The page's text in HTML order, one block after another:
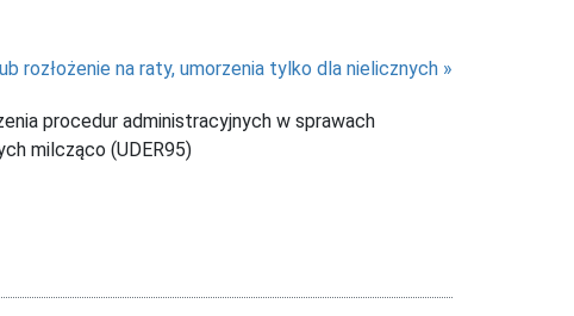
rozłożenie na raty, umorzenia tylko dla nielicznych
procedur administracyjnych w sprawach
milcząco (UDER95)